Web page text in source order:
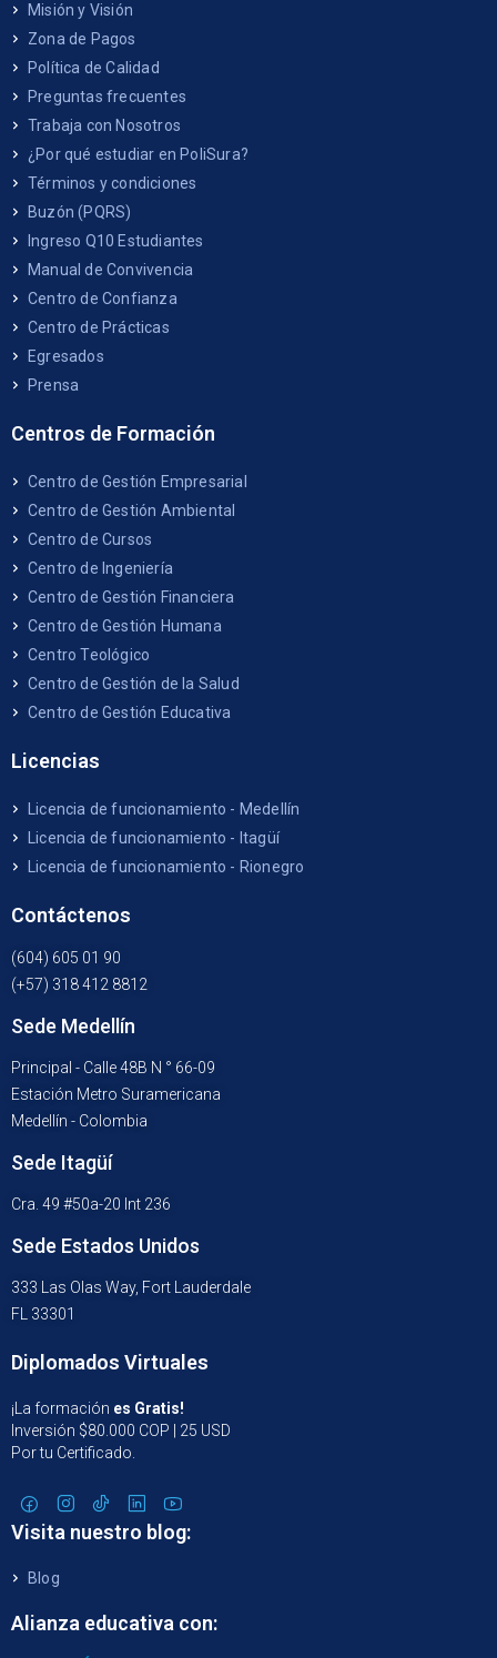
Misión y Visión
Zona de Pagos
Política de Calidad
Preguntas frecuentes
Trabaja con Nosotros
¿Por qué estudiar en PoliSura?
Términos y condiciones
Buzón (PQRS)
Ingreso Q10 Estudiantes
Manual de Convivencia
Centro de Confianza
Centro de Prácticas
Egresados
Prensa
Centros de Formación
Centro de Gestión Empresarial
Centro de Gestión Ambiental
Centro de Cursos
Centro de Ingeniería
Centro de Gestión Financiera
Centro de Gestión Humana
Centro Teológico
Centro de Gestión de la Salud
Centro de Gestión Educativa
Licencias
Licencia de funcionamiento - Medellín
Licencia de funcionamiento - Itagüí
Licencia de funcionamiento - Rionegro
Contáctenos
(604) 605 01 90
(+57) 318 412 8812
Sede Medellín
Principal - Calle 48B N ° 66-09
Estación Metro Suramericana
Medellín - Colombia
Sede Itagüí
Cra. 49 #50a-20 Int 236
Sede Estados Unidos
333 Las Olas Way, Fort Lauderdale
FL 33301
Diplomados Virtuales
¡La formación es Gratis!
Inversión $80.000 COP | 25 USD
Por tu Certificado.
Visita nuestro blog:
Blog
Alianza educativa con: